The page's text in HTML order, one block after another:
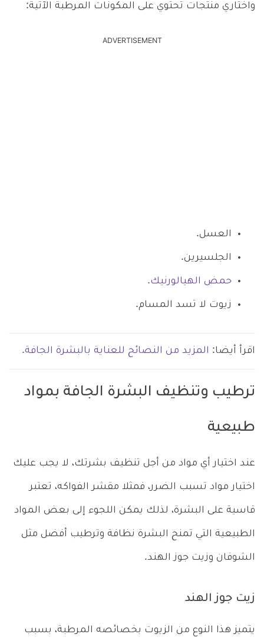
واختاري منتجات تحتوي على المكونات المرطبة الآتية:
ADVERTISEMENT
العسل.
الجلسيرين.
حمض الهيالورنيك.
زيوت لا تسد المسام.
اقرأ أيضا: المزيد من النصائح للعناية بالبشرة الجافة.
ترطيب وتنظيف البشرة الجافة بمواد
طبيعية
عند اختيار أي مواد من أجل تنظيف بشرتك، لا يجب عليك
اختيار مواد تسبب الضرر، فمثلا مقشر الفواكه، تعتبر
قاسية على البشرة، لذلك يمكن اللجوء إلى بعض المواد
الطبيعية التي تمنح البشرة نظافة وترطيب أفضل مثل
الشوفان وزيت جوز الهند.
زيت جوز الهند
يتميز هذا النوع من الزيوت بخصائصه المرطبة، بسبب